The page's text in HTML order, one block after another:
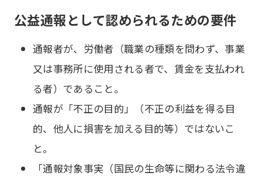
公益通報として認められるための要件
通報者が、労働者（職業の種類を問わず、事業
又は事務所に使用される者で、賃金を支払われ
る者）であること。
通報が「不正の目的」（不正の利益を得る目
的、他人に損害を加える目的等）ではないこ
と。
「通報対象事実（国民の生命等に関わる法令違